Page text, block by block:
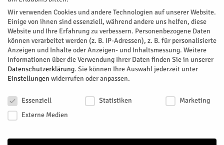
Kontrolle verloren
VonPressestelle Polizei - August 20, 2025 82 0
Facebook Twitter
Wir verwenden Cookies und andere Technologien auf unserer Website.
Einige von ihnen sind essenziell, während andere uns helfen, diese
Website und Ihre Erfahrung zu verbessern. Personenbezogene Daten
können verarbeitet werden (z. B. IP-Adressen), z. B. für personalisierte
Anzeigen und Inhalte oder Anzeigen- und Inhaltsmessung. Weitere
Informationen über die Verwendung Ihrer Daten finden Sie in unserer
Datenschutzerklärung. Sie können Ihre Auswahl jederzeit unter
Einstellungen widerrufen oder anpassen.
Essenziell
Statistiken
Marketing
Externe Medien